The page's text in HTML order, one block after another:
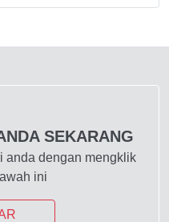
SEKARANG
anda dengan mengklik
ini